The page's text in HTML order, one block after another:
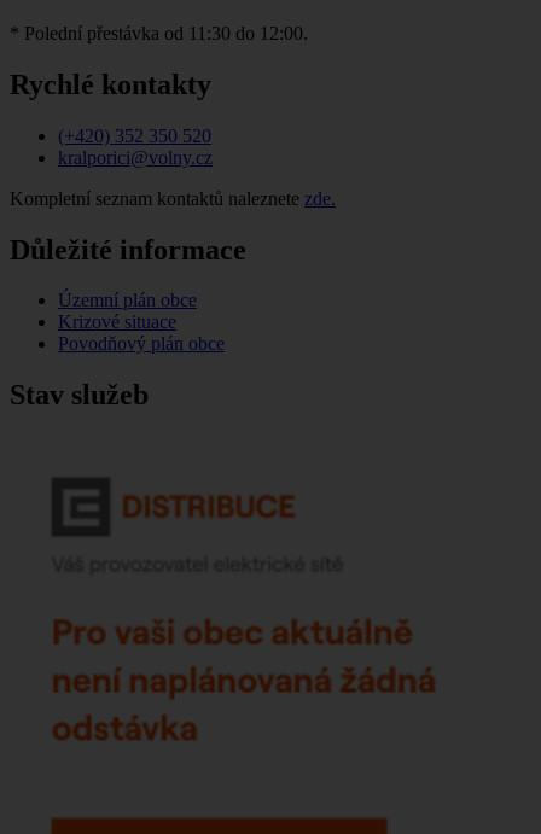
* Polední přestávka od 11:30 do 12:00.
Rychlé kontakty
(+420) 352 350 520
kralporici@volny.cz
Kompletní seznam kontaktů naleznete zde.
Důležité informace
Územní plán obce
Krizové situace
Povodňový plán obce
Stav služeb